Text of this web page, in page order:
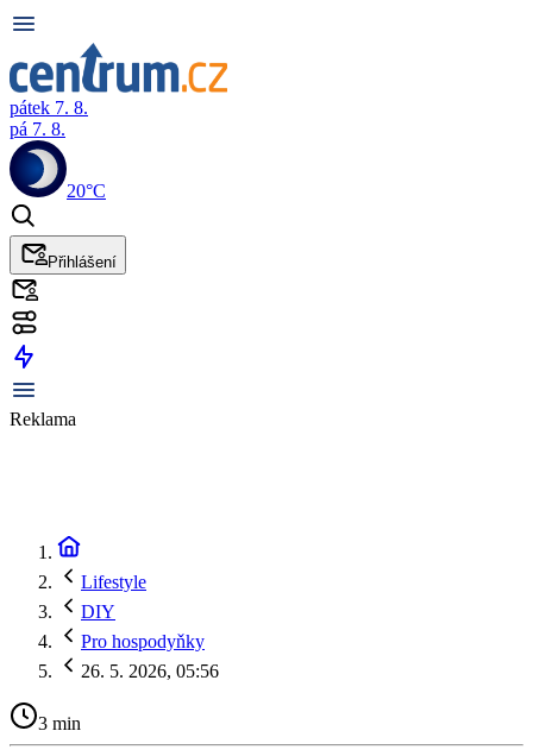
pátek 7. 8.
pá 7. 8.
20°C
Přihlášení
Reklama
Lifestyle
DIY
Pro hospodyňky
26. 5. 2026, 05:56
3 min